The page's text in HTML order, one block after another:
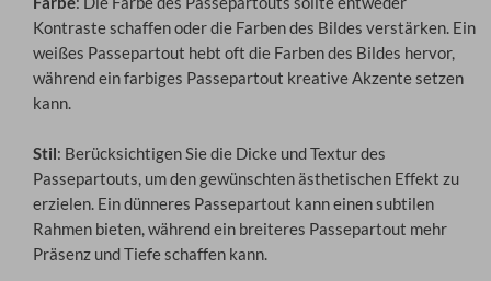
Kontraste schaffen oder die Farben des Bildes verstärken. Ein
weißes Passepartout hebt oft die Farben des Bildes hervor,
während ein farbiges Passepartout kreative Akzente setzen
kann.
Stil: Berücksichtigen Sie die Dicke und Textur des
Passepartouts, um den gewünschten ästhetischen Effekt zu
erzielen. Ein dünneres Passepartout kann einen subtilen
Rahmen bieten, während ein breiteres Passepartout mehr
Präsenz und Tiefe schaffen kann.